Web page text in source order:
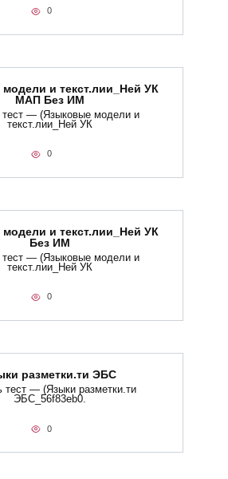
0
и текст.лии_Ней УК
МАП Без ИМ
тест — (Языковые модели и
текст.лии_Ней УК
0
и текст.лии_Ней УК
Без ИМ
тест — (Языковые модели и
текст.лии_Ней УК
0
разметки.ти​ ЭБС
тест — (Языки разметки.ти​
ЭБС_56f83eb0.
0